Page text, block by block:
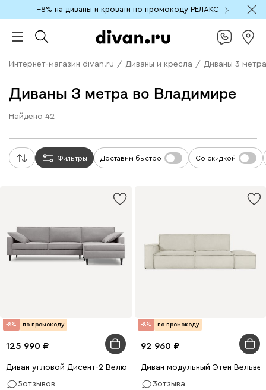
−8% на диваны и кровати по промокоду РЕЛАКС
Интернет-магазин divan.ru / Диваны и кресла / Диваны 3 метра
Диваны 3 метра во Владимире
Найдено 42
Фильтры Доставим быстро Со скидкой
-8% по промокоду
125 990
Диван угловой Дисент-2 Велюр Светло-серый
5отзывов
-8% по промокоду
92 960
Диван модульный Этен
3отзыва